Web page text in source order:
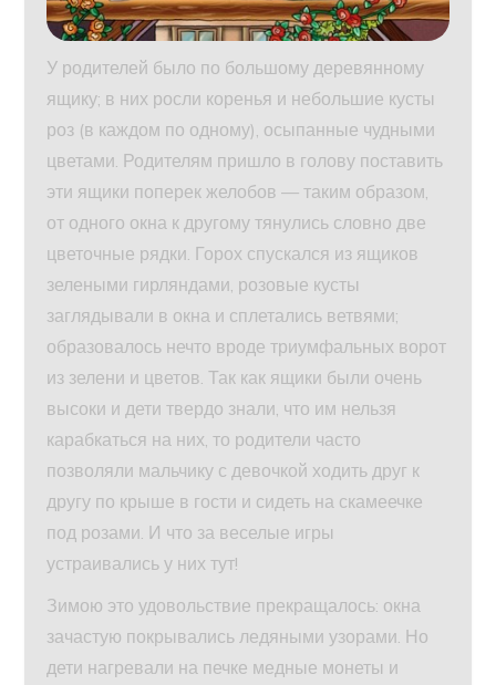
У родителей было по большому деревянному
ящику; в них росли коренья и небольшие кусты
роз (в каждом по одному), осыпанные чудными
цветами. Родителям пришло в голову поставить
эти ящики поперек желобов — таким образом,
от одного окна к другому тянулись словно две
цветочные рядки. Горох спускался из ящиков
зелеными гирляндами, розовые кусты
заглядывали в окна и сплетались ветвями;
образовалось нечто вроде триумфальных ворот
из зелени и цветов. Так как ящики были очень
высоки и дети твердо знали, что им нельзя
карабкаться на них, то родители часто
позволяли мальчику с девочкой ходить друг к
другу по крыше в гости и сидеть на скамеечке
под розами. И что за веселые игры
устраивались у них тут!
Зимою это удовольствие прекращалось: окна
зачастую покрывались ледяными узорами. Но
дети нагревали на печке медные монеты и